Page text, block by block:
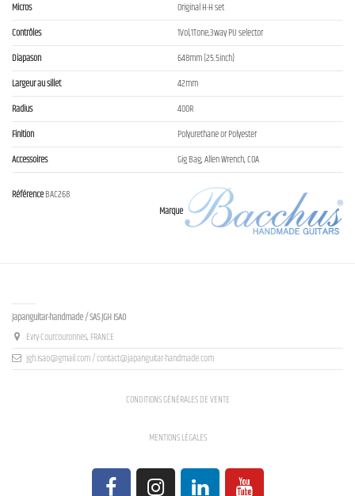
Micros
Original H-H set
Contrôles
1Vol,1Tone,3way PU selector
Diapason
648mm (25.5inch)
Largeur au sillet
42mm
Radius
400R
Finition
Polyurethane or Polyester
Accessoires
Gig Bag, Allen Wrench, COA
Marque
RéférenceBAC268
Japanguitar-handmade / SAS JGH ISAO
Evry-Courcouronnes, FRANCE
jgh.isao@gmail.com / contact@japanguitar-handmade.com
CONDITIONS GÉNÉRALES DE VENTE
MENTIONS LÉGALES